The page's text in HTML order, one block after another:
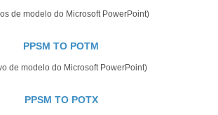
de modelo do Microsoft PowerPoint)
PPSM TO POTM
de modelo do Microsoft PowerPoint)
PPSM TO POTX